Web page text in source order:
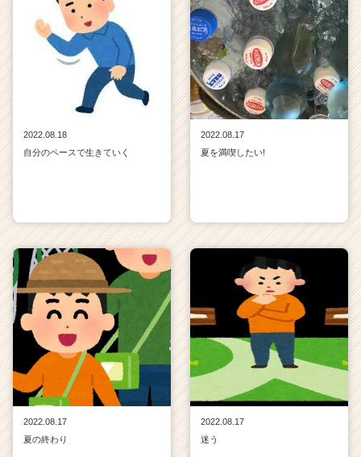
2022.08.18
自分のペースで生きていく
2022.08.17
夏を満喫したい!
2022.08.17
夏の終わり
2022.08.17
迷う